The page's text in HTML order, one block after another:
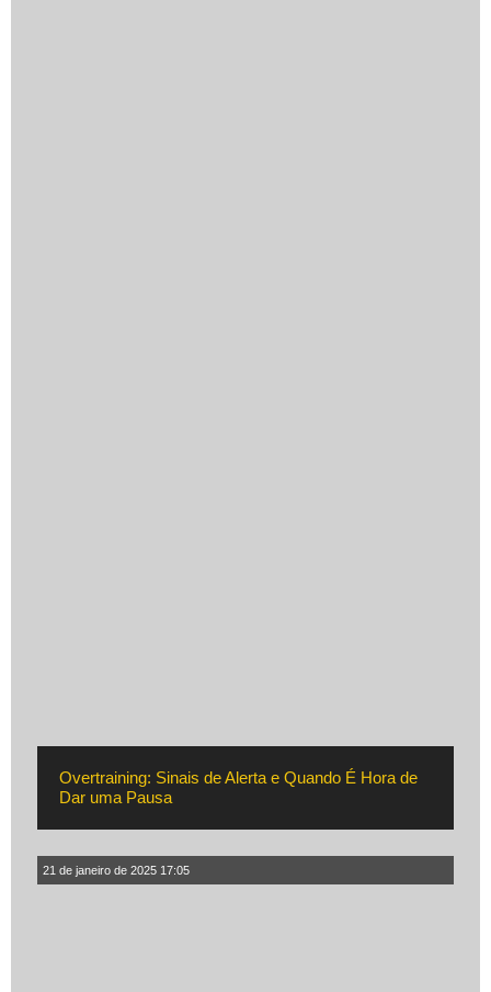
Overtraining: Sinais de Alerta e Quando É Hora de
Dar uma Pausa
21 de janeiro de 2025 17:05